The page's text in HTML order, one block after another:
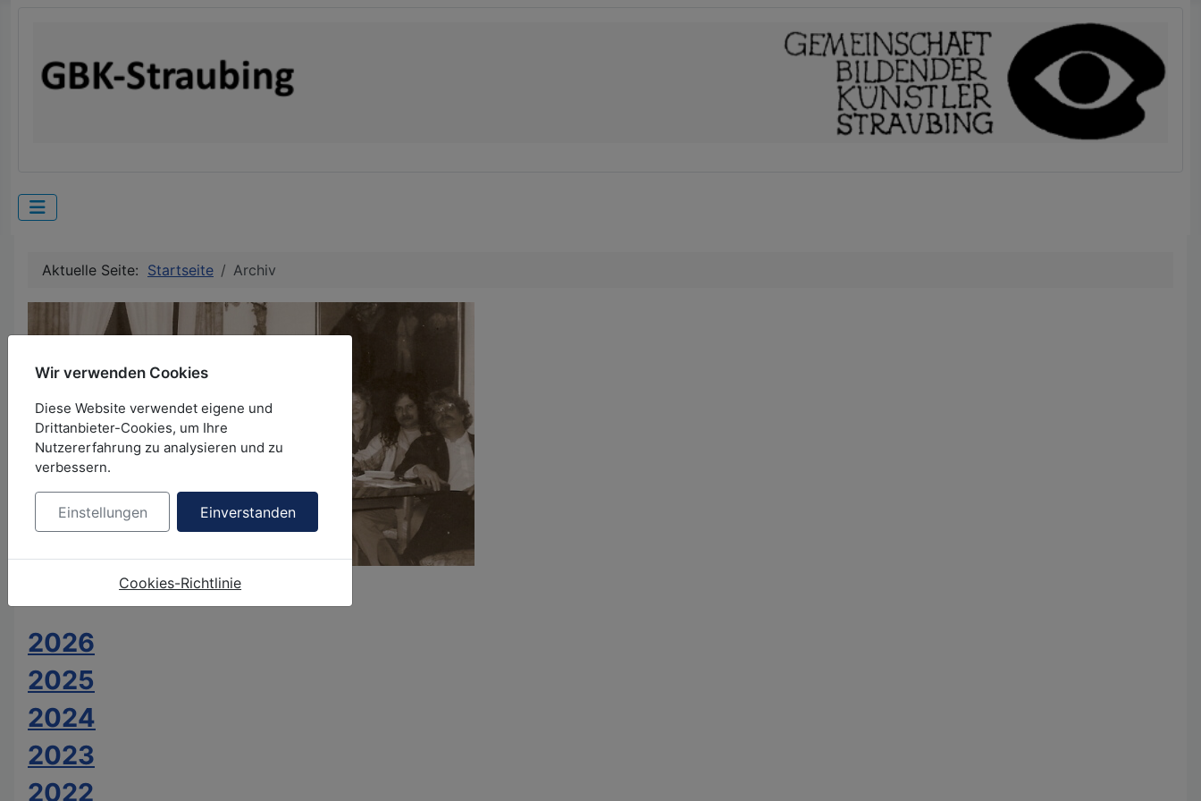
Aktuelle Seite: Startseite Archiv
Vereinsgründung 1989
2026
2025
2024
2023
2022
Wir verwenden Cookies
Diese Website verwendet eigene und
Drittanbieter-Cookies, um Ihre
Nutzererfahrung zu analysieren und zu
verbessern.
Einstellungen Einverstanden
Cookies-Richtlinie